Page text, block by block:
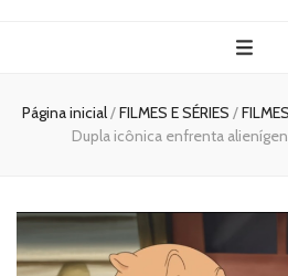
Página inicial/FILMES E SÉRIES /FILMES
Dupla icônica enfrenta